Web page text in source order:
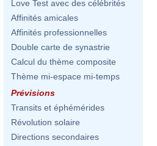
Love Test avec des célébrités
Affinités amicales
Affinités professionnelles
Double carte de synastrie
Calcul du thème composite
Thème mi-espace mi-temps
Prévisions
Transits et éphémérides
Révolution solaire
Directions secondaires